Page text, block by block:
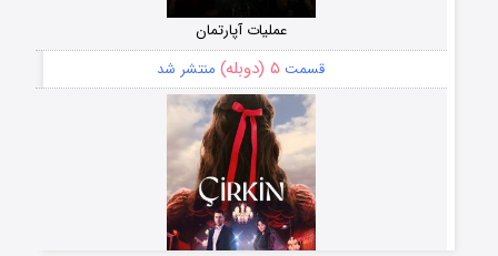
عملیات آپارتمان
قسمت ۵ (دوبله) منتشر شد